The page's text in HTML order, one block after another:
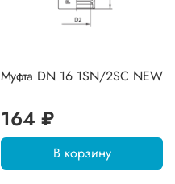
Муфта DN 16 1SN/2SC NEW
164 ₽
В корзину